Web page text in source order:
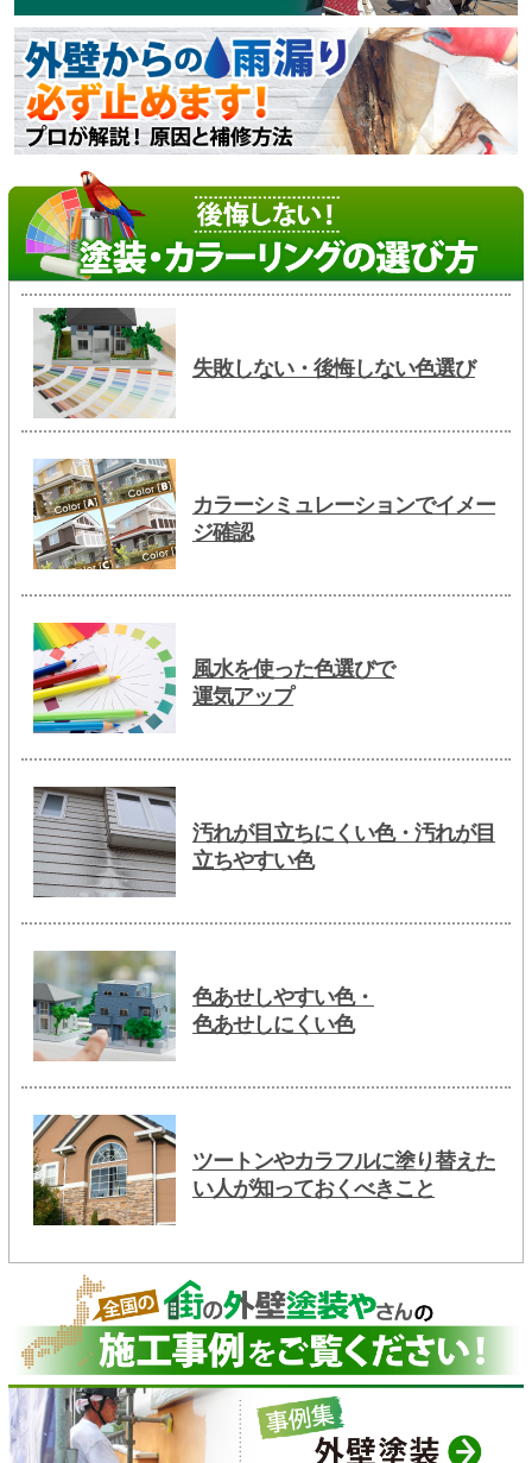
失敗しない・後悔しない色選び
カラーシミュレーションでイメー
ジ確認
風水を使った色選びで
運気アップ
汚れが目立ちにくい色・汚れが目
立ちやすい色
色あせしやすい色・
色あせしにくい色
ツートンやカラフルに塗り替えた
い人が知っておくべきこと